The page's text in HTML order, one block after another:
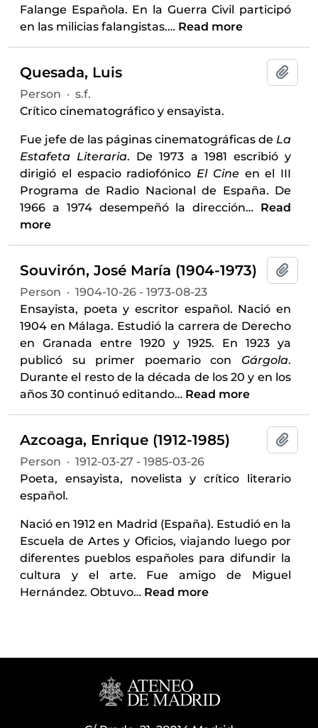
Falange Española. En la Guerra Civil participó
en las milicias falangistas.… Read more
Quesada, Luis
Person · s.f.
Crítico cinematográfico y ensayista.
Fue jefe de las páginas cinematográficas de La
Estafeta Literaria. De 1973 a 1981 escribió y
dirigió el espacio radiofónico El Cineen el III
Programa de Radio Nacional de España. De
1966 a 1974 desempeñó la dirección… Read
more
Souvirón, José María (1904-1973)
Person · 1904-10-26 - 1973-08-23
Ensayista, poeta y escritor español. Nació en
1904 en Málaga. Estudió la carrera de Derecho
en Granada entre 1920 y 1925. En 1923 ya
publicó su primer poemario con Gárgola.
Durante el resto de la década de los 20 y en los
años 30 continuó editando… Read more
Azcoaga, Enrique (1912-1985)
Person · 1912-03-27 - 1985-03-26
Poeta, ensayista, novelista y crítico literario
español.
Nació en 1912 en Madrid (España). Estudió en la
Escuela de Artes y Oficios, viajando luego por
diferentes pueblos españoles para difundir la
cultura y el arte. Fue amigo de Miguel
Hernández. Obtuvo… Read more